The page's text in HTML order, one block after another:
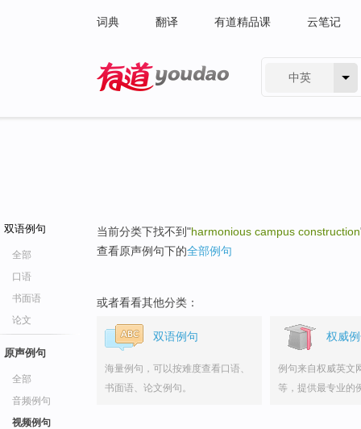
词典 翻译 有道精品课 云笔记
中英
双语例句
全部
口语
书面语
论文
原声例句
全部
音频例句
视频例句
当前分类下找不到"harmonious campus construction
查看原声例句下的全部例句
或者看看其他分类：
双语例句
海量例句，可以按难度查看口语、
书面语、论文例句。
权威
例句来自权威英文
等，提供最专业的